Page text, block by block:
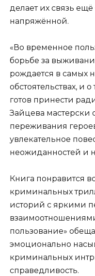
делает их связь
напряжённой.
«Во временное
борьбе за
рождается в самых
обстоятельствах, и
готов принести
Зайцева мастерски
переживания
увлекательное
неожиданностей и
Книга понравится
криминальных
историй с яркими
пользование»
эмоционально
криминальных
справедливость.